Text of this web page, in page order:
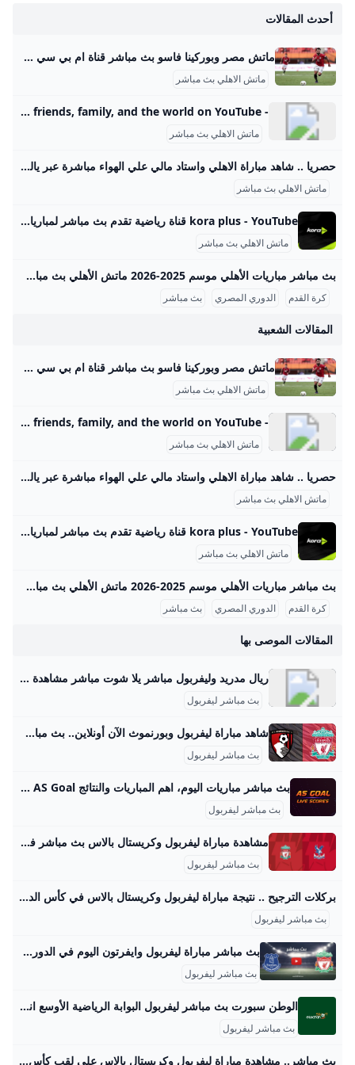
وساوثهامتون يلا شوت
الدوري الإنجليزي – بث
مباشر
أحدث المقالات
ماتش مصر وبوركينا فاسو بث مباشر قناة ام بي سي مصر 2 من الممكن مشاهدة مباراة بوركينا فاسو ضد مصر بث مباشر اليوم عبر قنوات SSC السعودية وقنوات أون سبورت المصرية وقناة MBC MASR 2، وأيضًا عن طريق البث المباشر ماتش مصر وبوركينا فاسو بث مباشر قناة ام بي سي مصر 2 Published 16 ساعة agoon 2025-09-09By تركيا اليوموتقام المباراة على ملعب 4 أغسطس بالعاصمة واجادوجو، حيث يسعى الفراعنة إلى تحقيق الفوز وخطف بطاقة التأهل المباشر إلى النهائيات قبل جولتين من نهاية التصفيات، إذ سيرفع الانتصار رصيد المنتخب إلى 22 نقطة تضمن له العبور دون انتظار بقية النتائج.
ماتش الاهلي بث مباشر
- YouTube Enjoy the videos and music you love, upload original content, and share it all with friends, family, and the world on YouTube.
ماتش الاهلي بث مباشر
حصريا .. شاهد مباراة الاهلي واستاد مالي علي الهواء مباشرة عبر ياللاكورة يلاكورة اعضاء وزوار Yallakora.com الكرام، يسعد الموقع ان يبلغكم بأنه حصل بشكل حصري علي حقوق بث ونقل لقائي الاهلي والزمالك في دوري ابطال افريقيا علي الهواء مباشرة. مباريات الغد 06:11 م 14/05/2012 حصريا .. شاهد مباراة الاهلي واستاد مالي علي الهواء مباشرة عبر ياللاكورة تابعنا على كتب - فريق عمل ياللاكورة:اعضاء وزوار Yallakora.com الكرام، يسعد الموقع ان يبلغكم بأنه حصل بشكل حصري علي حقوق بث ونقل لقاء الأهلي واستاد مالي في دوري ابطال افريقيا علي الهواء مباشرة.
ماتش الاهلي بث مباشر
kora plus - YouTube قناة رياضية تقدم بث مباشر لمباريات الدوري وكأس مصر.. ومتابعة الأخبار الحصرية.. وبرامج متنوعة
ماتش الاهلي بث مباشر
بث مباشر مباريات الأهلي موسم 2025-2026 ماتش الأهلي بث مباشر هو حدث رياضي أساسي لعشاق كرة القدم في مصر والوطن العربي، حيث يحظى الفريق الجماهيري الكبير بتغطية إعلامية واهتمام واسع، خصوصًا في موسم 2025-2026 من الدوري المصري الممتاز. تتسم مباريات الأهلي هذا الموسم بالتنافسية والجدية بعد بداية متذبذبة كما يظهر من وضعيته الحالية في جدول الترتيب، حيث يسعى الفريق لاستعادة مستواه المتميز. مواعيد مباريات الأهلي تفصيليًا وفقًا لجدول مباريات الأهلي المعتمد من رابطة الأندية المصرية المحترفة، كان آخر لقاء جماهيري للأهلي في الدوري يوم 14 سبتمبر 2025 ضد إنبي على ملعب المقاولون العرب، في مباراة أقيمت ضمن الجولة السادسة.
كرة القدم الدوري المصري بث مباشر
المقالات الشعبية
ماتش مصر وبوركينا فاسو بث مباشر قناة ام بي سي مصر 2 من الممكن مشاهدة مباراة بوركينا فاسو ضد مصر بث مباشر اليوم عبر قنوات SSC السعودية وقنوات أون سبورت المصرية وقناة MBC MASR 2، وأيضًا عن طريق البث المباشر ماتش مصر وبوركينا فاسو بث مباشر قناة ام بي سي مصر 2 Published 16 ساعة agoon 2025-09-09By تركيا اليوموتقام المباراة على ملعب 4 أغسطس بالعاصمة واجادوجو، حيث يسعى الفراعنة إلى تحقيق الفوز وخطف بطاقة التأهل المباشر إلى النهائيات قبل جولتين من نهاية التصفيات، إذ سيرفع الانتصار رصيد المنتخب إلى 22 نقطة تضمن له العبور دون انتظار بقية النتائج.
ماتش الاهلي بث مباشر
- YouTube Enjoy the videos and music you love, upload original content, and share it all with friends, family, and the world on YouTube.
ماتش الاهلي بث مباشر
حصريا .. شاهد مباراة الاهلي واستاد مالي علي الهواء مباشرة عبر ياللاكورة يلاكورة اعضاء وزوار Yallakora.com الكرام، يسعد الموقع ان يبلغكم بأنه حصل بشكل حصري علي حقوق بث ونقل لقائي الاهلي والزمالك في دوري ابطال افريقيا علي الهواء مباشرة. مباريات الغد 06:11 م 14/05/2012 حصريا .. شاهد مباراة الاهلي واستاد مالي علي الهواء مباشرة عبر ياللاكورة تابعنا على كتب - فريق عمل ياللاكورة:اعضاء وزوار Yallakora.com الكرام، يسعد الموقع ان يبلغكم بأنه حصل بشكل حصري علي حقوق بث ونقل لقاء الأهلي واستاد مالي في دوري ابطال افريقيا علي الهواء مباشرة.
ماتش الاهلي بث مباشر
kora plus - YouTube قناة رياضية تقدم بث مباشر لمباريات الدوري وكأس مصر.. ومتابعة الأخبار الحصرية.. وبرامج متنوعة
ماتش الاهلي بث مباشر
بث مباشر مباريات الأهلي موسم 2025-2026 ماتش الأهلي بث مباشر هو حدث رياضي أساسي لعشاق كرة القدم في مصر والوطن العربي، حيث يحظى الفريق الجماهيري الكبير بتغطية إعلامية واهتمام واسع، خصوصًا في موسم 2025-2026 من الدوري المصري الممتاز. تتسم مباريات الأهلي هذا الموسم بالتنافسية والجدية بعد بداية متذبذبة كما يظهر من وضعيته الحالية في جدول الترتيب، حيث يسعى الفريق لاستعادة مستواه المتميز. مواعيد مباريات الأهلي تفصيليًا وفقًا لجدول مباريات الأهلي المعتمد من رابطة الأندية المصرية المحترفة، كان آخر لقاء جماهيري للأهلي في الدوري يوم 14 سبتمبر 2025 ضد إنبي على ملعب المقاولون العرب، في مباراة أقيمت ضمن الجولة السادسة.
كرة القدم الدوري المصري بث مباشر
المقالات الموصى بها
ريال مدريد وليفربول مباشر يلا شوت مباشر مشاهدة مباراة ريال مدريد وليفربول بث مباشر اليوم 27-11-2024 مواجهة آنفيلد الملهتبة بين الميرينجي والريدز منذ 10 أشهر مباشر مشاهدة مباراة ريال مدريد وليفربول بث مباشر اليوم 15-3-2023 مواجهة سانتياغو برنابيو الملتهبة في التشامبينزليج منذ سنتين مباشر مشاهدة مباراة ريال مدريد وليفربول بث مباشر اليوم 28-5-2022 مواجهة نهائي دوري الابطال الملتهبة منذ 3 سنوات مباشر مشاهدة مباراة ريال مدريد وليفربول بث مباشر وملحمة دوري الابطال مع الميرينجي ضد الريدز والفرعون المصري محمد صلاح منذ 4 سنوات
بث مباشر ليفربول
شاهد مباراة ليفربول وبورنموث الآن أونلاين.. بث مباشر ماتش ليفربول وبورنموث بجودة HD يستهل فريق ليفربول موسمه الجديد في الدوري الإنجليزي الممتاز موسم 2025-2026، تحت قيادة المدرب الهولندي أرني سلوت والدولي المصري محمد صلاح الجمعة 15/أغسطس/2025 - 10:08 م 8/15/2025 10:08:48 PM ليفربول وبورنموث شارك طباعة يستهل فريق ليفربول موسمه الجديد في الدوري الإنجليزي الممتاز موسم 2025-2026، تحت قيادة المدرب الهولندي أرني سلوت والدولي المصري محمد صلاح، بمواجهة بورنموث مساء اليوم الجمعة على ملعب “أنفيلد”. ويترقب عشاق كرة القدم تطبيق مجموعة من التعديلات القانونية الجديدة في البريميرليج لأول مرة هذا الموسم.
بث مباشر ليفربول
بث مباشر مباريات اليوم، اهم المباريات والنتائج AS Goal بث مباشر اهم مباريات اليوم والغد علي موقع اس جول لايف - AS Goal عبر خدمة روابط مشاهدة أهم المباريات في مختلف الدوريات والبطولات حول العالم. جدول اهم مباريات اليوم علي موقع اس جول - AS Goal, عبر خدمة النتائج المباشرة واحصائيات أهم المباريات في مختلف الدوريات والبطولات حول العالم .
بث مباشر ليفربول
مشاهدة مباراة ليفربول وكريستال بالاس بث مباشر في كأس الدرع الخيرية اليوم - الأسبوع بث مباشر لمباراة ليفربول وكريستال بالاس اليوم الأحد الموافق 10 من أغسطس 2025، في نهائي بطولة كأس الدرع الخيرية لموسم 2025-2026. يستعد فريق ليفربول لخوض مواجهة مرتقبة أمام نظيره كريستال… الأحد, 10 أغسطس, 2025 - 4:53 م ليفربول وكريستال بالاس إسلام أسامة بث مباشر لمباراة ليفربول وكريستال بالاس اليوم الأحد الموافق 10 من أغسطس 2025، في نهائي بطولة كأس الدرع الخيرية لموسم 2025-2026. يستعد فريق ليفربول لخوض مواجهة مرتقبة أمام نظيره كريستال بالاس في بطولة كأس الدرع الخيرية الإنجليزية، وهي المباراة التي تجمع بين بطل الدوري الإنجليزي الممتاز وبطل كأس الاتحاد الإنجليزي قبل انطلاق الموسم الجديد.
بث مباشر ليفربول
بركلات الترجيح .. نتيجة مباراة ليفربول وكريستال بالاس في كأس الدرع الخيرية تقام مباراة كأس الدرع الخيرية 2025، في نسختها رقم 103، مساء الأحد 10 أغسطس 2025 على ملعب ويمبلي الشهير بالعاصمة البريطانية لندن، في أجواء حماسية ينتظرها عشاق كرة القدم الإنجليزية في كل أنحاء العالم. هذا اللقاء يمثل الافتتاح الرسمي للموسم الكروي الجديد في إنجلترا، ومن المتوقع أن يشهد حضورًا جماهيريًا بث مباشر الأحد 10/أغسطس/2025 - 04:23 م 8/10/2025 4:23:11 PM ليفريول ضد كريستال — كأس الدرع الخيرية سقط الفريق الأول لكرة القدم بنادي ليفربول أمام نظيره ومنافسه كريستال بالاس بركلات الترجيح بنتيجة (3-2)، وذلك في المباراة التي جمعت الفريقين، في نهائي الدرع الخيرية.
بث مباشر ليفربول
بث مباشر مباراة ليفربول وايفرتون اليوم في الدوري الإنجليزي - بالجول ننقل بث مباشر مباراة ليفربول وايفرتون اليوم السبت ضمن منافسات الأسبوع الـ25 من عمر الدوري الإنجليزي الممتاز والتي تقام على ملعب استاد أنفيلد معقل الريدز. حسام مصطفى2021-02-20آخر تحديث: 2021-02-20 يطلق حكم مباراة ليفربول وايفرتون اليوم السبت، صافرة البداية في تمام الثامنة والنصف مساءً بتوقيت السعودية، والسابعة والنصف مساءً بتوقيت مصر والأردن، على أن يتم بثها مباشرة عبر قناة بي إن سبورتس الرياضية القطرية الأولى والثانية و4K على أن يعلق عليها علي محمد علي.
بث مباشر ليفربول
الوطن سبورت بث مباشر ليفربول البوابة الرياضية الأوسع انتشارا في مصر. تقدم كل جديد في مختلف الألعاب الفردية والجماعية لحظة بلحظة، ومواعيد الدوريات والمباريات الكبرى ونتائجها وتقييم الأداء الفني للاعبين وخطط المدربين بالتحليل والإحصاء. د. أحمد محمود رئيس التحرير: مصطفى عمار د.أحمد محمود رئيس التحرير: مصطفى عمار
بث مباشر ليفربول
بث مباشر.. مشاهدة مباراة ليفربول وكريستال بالاس على لقب كأس الدرع الخيرية - خليجيون يقدم موقع خليجيون نيوز البث المباشر لمشاهدة مباراة ليفربول ضد كريستال بالاس على لقب الدرع الخيرية. يمكنك مشاهدة مباراة ليفربول ضد كريستال بالاس عبر شبكة… الأحد, 10 أغسطس, 2025 - 4:11 م يقدم موقع خليجيون نيوز البث المباشر لمشاهدة مباراة ليفربول ضد كريستال بالاس على لقب الدرع الخيرية. يمكنك مشاهدة مباراة ليفربول ضد كريستال بالاس عبر شبكة قنوات beIN SPORTS حصريًا في منطقة الشرق الأوسط وشمال أفريقيا. ويستضيف ملعب ويمبلي مواجهة ليفربول وكريستال بالاس في الخامسة مساء اليوم الأحد في مواجهة الدرع الخيرية.